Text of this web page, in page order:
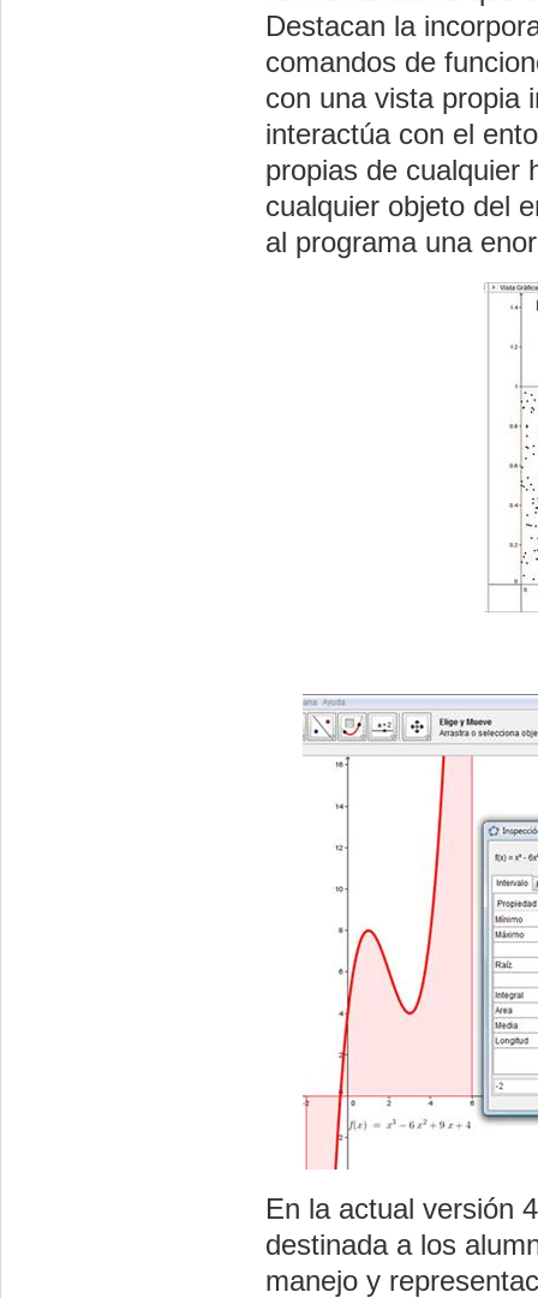
Destacan la
comandos de
con una vista propia
interactúa con el
propias de cualquier
cualquier objeto del
al programa una
En la actual versión
destinada a los
manejo y